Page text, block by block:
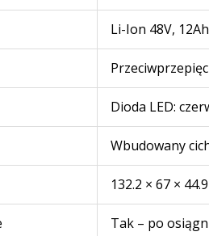
Li-Ion 48V,
Dioda LED:
Wbudowany
132.2 × 67 ×
Tak – po